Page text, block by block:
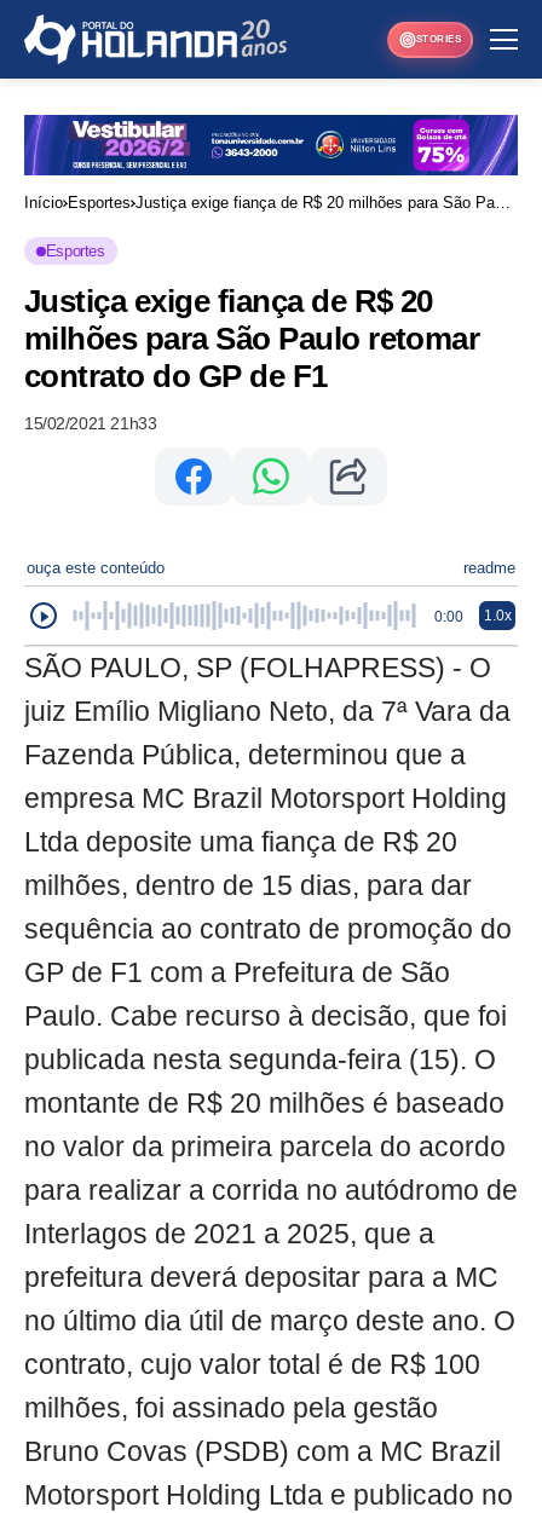
STORIES
Início Esportes Justiça exige fiança de R$ 20 milhões para São Paulo
Esportes
Justiça exige fiança de R$ 20
milhões para São Paulo retomar
contrato do GP de F1
15/02/2021 21h33
ouça este conteúdo readme
0:00 1.0x
SÃO PAULO, SP (FOLHAPRESS) - O
juiz Emílio Migliano Neto, da 7ª Vara da
Fazenda Pública, determinou que a
empresa MC Brazil Motorsport Holding
Ltda deposite uma fiança de R$ 20
milhões, dentro de 15 dias, para dar
sequência ao contrato de promoção do
GP de F1 com a Prefeitura de São
Paulo. Cabe recurso à decisão, que foi
publicada nesta segunda-feira (15). O
montante de R$ 20 milhões é baseado
no valor da primeira parcela do acordo
para realizar a corrida no autódromo de
Interlagos de 2021 a 2025, que a
prefeitura deverá depositar para a MC
no último dia útil de março deste ano. O
contrato, cujo valor total é de R$ 100
milhões, foi assinado pela gestão
Bruno Covas (PSDB) com a MC Brazil
Motorsport Holding Ltda e publicado no